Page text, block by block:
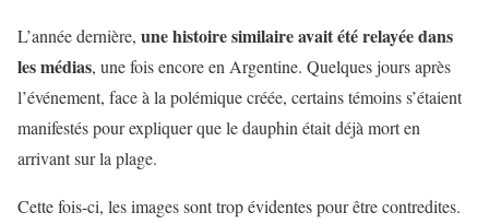
L’année dernière, une histoire similaire avait été relayée dans
les médias, une fois encore en Argentine. Quelques jours après
l’événement, face à la polémique créée, certains témoins s’étaient
manifestés pour expliquer que le dauphin était déjà mort en
arrivant sur la plage.
Cette fois-ci, les images sont trop évidentes pour être contredites.